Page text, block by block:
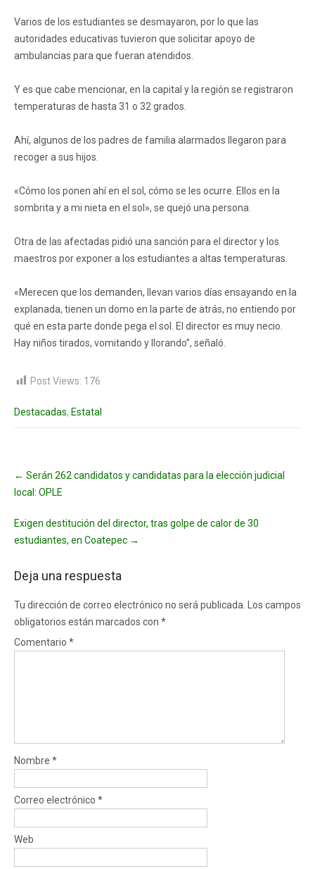
Varios de los estudiantes se desmayaron, por lo que las
autoridades educativas tuvieron que solicitar apoyo de
ambulancias para que fueran atendidos.
Y es que cabe mencionar, en la capital y la región se registraron
temperaturas de hasta 31 o 32 grados.
Ahí, algunos de los padres de familia alarmados llegaron para
recoger a sus hijos.
«Cómo los ponen ahí en el sol, cómo se les ocurre. Ellos en la
sombrita y a mi nieta en el sol», se quejó una persona.
Otra de las afectadas pidió una sanción para el director y los
maestros por exponer a los estudiantes a altas temperaturas.
«Merecen que los demanden, llevan varios días ensayando en la
explanada, tienen un domo en la parte de atrás, no entiendo por
qué en esta parte donde pega el sol. El director es muy necio.
Hay niños tirados, vomitando y llorando”, señaló.
Post Views: 176
Destacadas, Estatal
navigation
← Serán 262 candidatos y candidatas para la elección judicial
local: OPLE
Exigen destitución del director, tras golpe de calor de 30
estudiantes, en Coatepec →
Deja una respuesta
Tu dirección de correo electrónico no será publicada.
Los campos
obligatorios están marcados con *
Comentario *
Nombre *
Correo electrónico *
Web